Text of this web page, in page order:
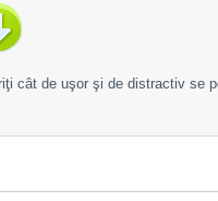
cât de uşor şi de distractiv se